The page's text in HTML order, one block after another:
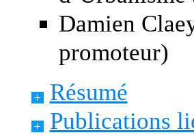
Damien
promoteur)
Résumé
Publications